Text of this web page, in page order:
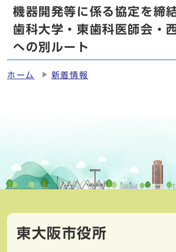
機器開発等に係る協定を締
歯科大学・東歯科医師会・
への別ルート
ホーム 新着情報
東大阪市役所